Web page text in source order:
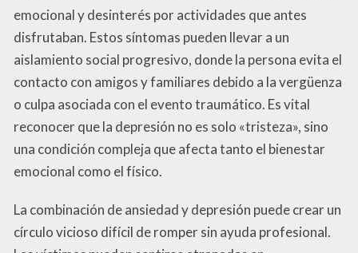
emocional y desinterés por actividades que antes
disfrutaban. Estos síntomas pueden llevar a un
aislamiento social progresivo, donde la persona evita el
contacto con amigos y familiares debido a la vergüenza
o culpa asociada con el evento traumático. Es vital
reconocer que la depresión no es solo «tristeza», sino
una condición compleja que afecta tanto el bienestar
emocional como el físico.
La combinación de ansiedad y depresión puede crear un
círculo vicioso difícil de romper sin ayuda profesional.